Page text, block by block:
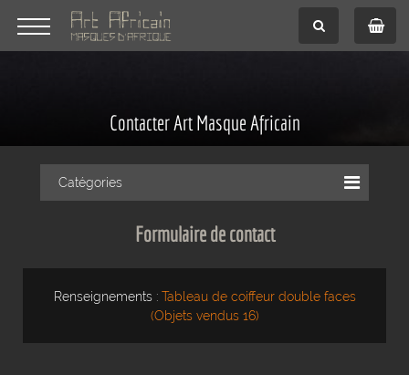
Contacter Art Masque Africain
Catégories
Formulaire de contact
Renseignements : Tableau de coiffeur double faces
(Objets vendus 16)